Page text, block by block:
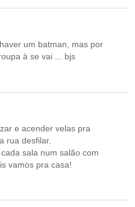
um batman, mas por
à se vai ... bjs
e acender velas pra
rua desfilar.
sala num salão com
vamos pra casa!